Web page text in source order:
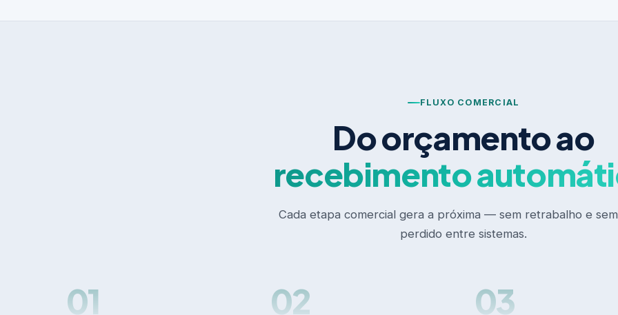
FLUXO COMERCIAL
Do orçamento ao
recebimento
Cada etapa comercial gera a próxima — sem retrabalho e
perdido entre sistemas.
01 02 03